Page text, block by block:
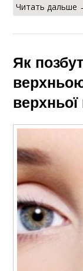
Читать дальше
Як
верхньої